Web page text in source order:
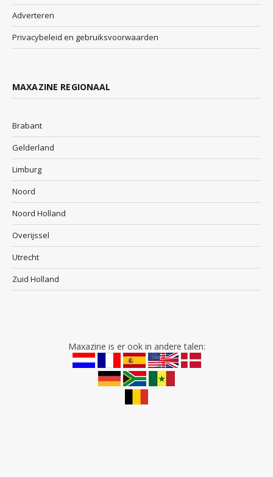
Adverteren
Privacybeleid en gebruiksvoorwaarden
MAXAZINE REGIONAAL
Brabant
Gelderland
Limburg
Noord
Noord Holland
Overijssel
Utrecht
Zuid Holland
Maxazine is er ook in andere talen: